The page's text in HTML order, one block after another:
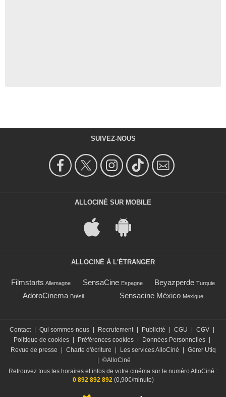
SUIVEZ-NOUS
ALLOCINÉ SUR MOBILE
ALLOCINÉ À L'ÉTRANGER
Filmstarts Allemagne SensaCine Espagne Beyazperde Turquie
AdoroCinema Brésil Sensacine México Mexique
Contact Qui sommes-nous Recrutement Publicité CGU CGV
Politique de cookies
Préférences cookies Données Personnelles
Revue de presse
Charte d'écriture Les services AlloCiné
Gérer Utiq
©AlloCiné
Retrouvez tous les horaires et infos de votre cinéma sur le numéro AlloCiné :
0 892 892 892(0,90€/minute)